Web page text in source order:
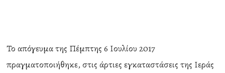
Το απόγευμα της Πέμπτης 6 Ιουλίου 2017
πραγματοποιήθηκε, στις άρτιες εγκαταστάσεις της Ιεράς